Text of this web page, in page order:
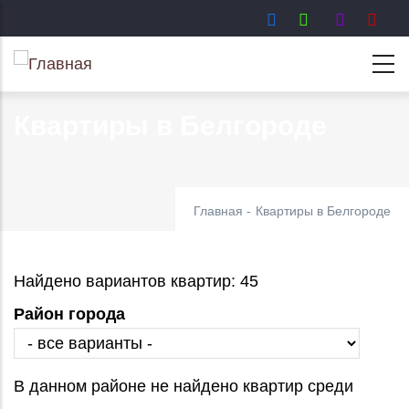
к
основному
содержанию
Главная - Квартиры в Белгороде
Найдено вариантов квартир: 45
Район города
В данном районе не найдено квартир среди